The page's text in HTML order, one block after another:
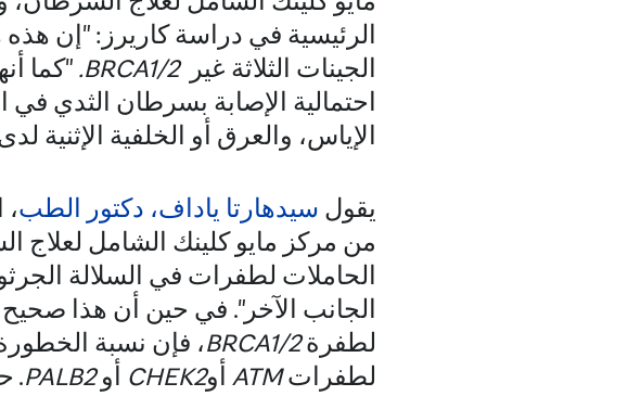
الرئيسية في دراسة كاريرز: "إن
الجينات الثلاثة غير BRCA1/2
. "كما
احتمالية الإصابة بسرطان الثدي
الإياس، والعرق أو الخلفية الإثنية
يقول سيدهارتا ياداف، دكتور الطب
من مركز مايو كلينك الشامل
الحاملات لطفرات في السلالة
الجانب الآخر". في حين أن هذا صحيح
لطفرةBRCA1/2، فإن نسبة
لطفراتATM أوCHEK2 أوPALB2
.